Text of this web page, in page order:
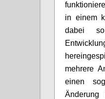
in einem
dabei
mehrere
einen
Änderung